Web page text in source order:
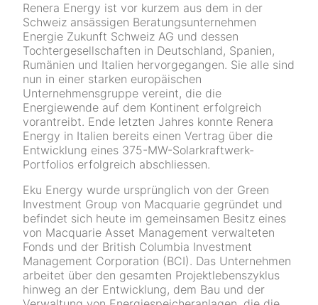
Renera Energy ist vor kurzem aus dem in der
Schweiz ansässigen Beratungs­unter­nehmen
Energie Zukunft Schweiz AG und dessen
Tochtergesellschaften in Deutschland, Spanien,
Rumänien und Italien hervorgegangen. Sie alle sind
nun in einer starken europäischen
Unternehmensgruppe vereint, die die
Energiewende auf dem Kontinent erfolgreich
vorantreibt. Ende letzten Jahres konnte Renera
Energy in Italien bereits einen Vertrag über die
Entwicklung eines 375-MW-Solarkraftwerk-
Portfolios erfolgreich abschliessen.
Eku Energy wurde ursprünglich von der Green
Investment Group von Macquarie ge­gründet und
befindet sich heute im gemeinsamen Besitz eines
von Macquarie Asset Management verwalteten
Fonds und der British Columbia Investment
Management Corporation (BCI). Das Unternehmen
arbeitet über den gesamten Projektlebenszyklus
hinweg an der Entwicklung, dem Bau und der